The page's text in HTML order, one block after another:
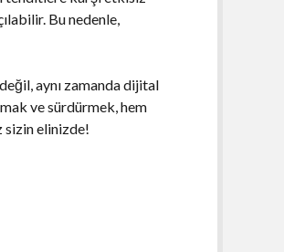
Bu nedenle,
aynı zamanda dijital
ve sürdürmek, hem
sizin elinizde!